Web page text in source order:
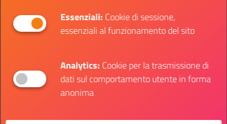
Inoltre, vogliamo costruire una narrativa comune
interessate di entrambi continenti.
Risultati Attesi
Come risultato concreto, desideriamo mettere in
Essenziali:Cookie di sessione,
essenziali al funzionamento del sito
Analytics:Cookie per la trasmissione di
dati sul comportamento utente in forma
anonima